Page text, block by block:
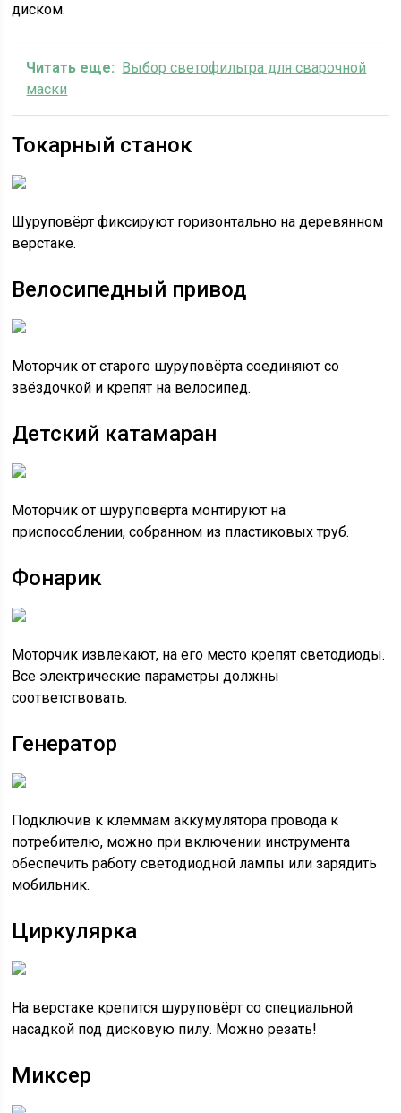
диском.
Читать еще: Выбор светофильтра для сварочной
маски
Токарный станок
Шуруповёрт фиксируют горизонтально на деревянном
верстаке.
Велосипедный привод
Моторчик от старого шуруповёрта соединяют со
звёздочкой и крепят на велосипед.
Детский катамаран
Моторчик от шуруповёрта монтируют на
приспособлении, собранном из пластиковых труб.
Фонарик
Моторчик извлекают, на его место крепят светодиоды.
Все электрические параметры должны
соответствовать.
Генератор
Подключив к клеммам аккумулятора провода к
потребителю, можно при включении инструмента
обеспечить работу светодиодной лампы или зарядить
мобильник.
Циркулярка
На верстаке крепится шуруповёрт со специальной
насадкой под дисковую пилу. Можно резать!
Миксер